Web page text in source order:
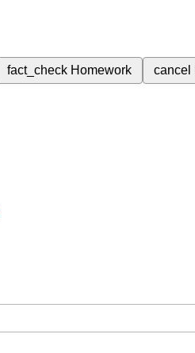
fact_check Homework cancel